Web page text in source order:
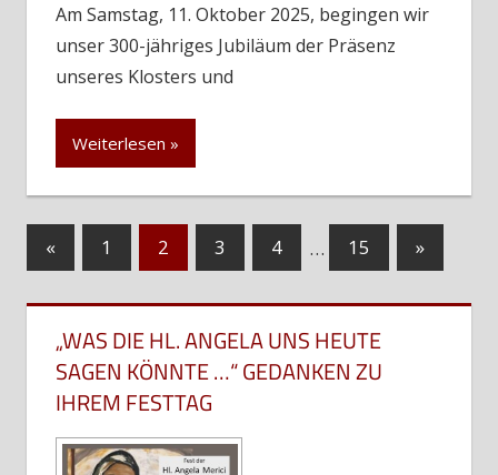
Am Samstag, 11. Oktober 2025, begingen wir
unser 300-jähriges Jubiläum der Präsenz
unseres Klosters und
Weiterlesen
Seitennummerierung
Beiträge
« Vorherige
Beiträge
1 2 3 4 … 15
Nächste
Beiträge
»
„WAS DIE HL. ANGELA UNS HEUTE
SAGEN KÖNNTE …“ GEDANKEN ZU
IHREM FESTTAG